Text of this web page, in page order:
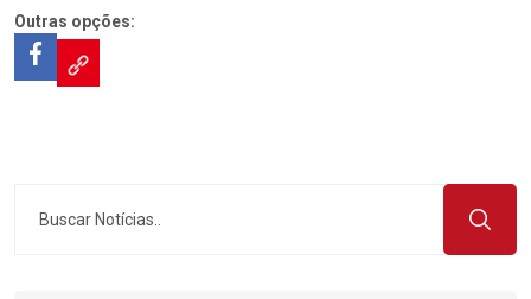
Outras opções: